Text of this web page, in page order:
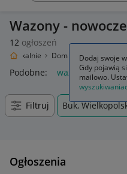
Wazony -
12 ogłoszeń
Lokalnie Dom i Ogród
Podobne: wazony
Filtruj Buk,
Ogłoszenia
Dodaj swoje
Gdy pojawią
mailowo.